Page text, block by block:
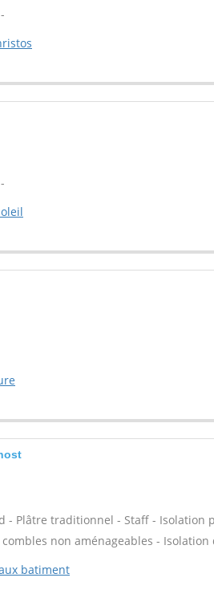
- Plâtre traditionnel - Staff -
non aménageables - Isolation
batiment